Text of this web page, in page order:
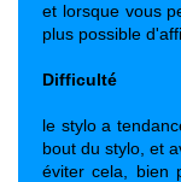
et lorsque vous
plus possible
Difficulté
le stylo a
bout du stylo, et
éviter cela, bien